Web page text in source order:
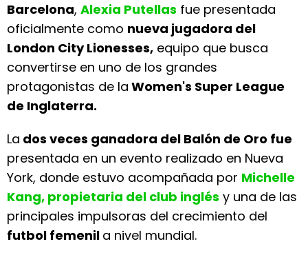
Barcelona, Alexia Putellas fue presentada
oficialmente como nueva jugadora del
London City Lionesses, equipo que busca
convertirse en uno de los grandes
protagonistas de la Women's Super League
de Inglaterra.
La dos veces ganadora del Balón de Oro fue
presentada en un evento realizado en Nueva
York, donde estuvo acompañada por Michelle
Kang, propietaria del club inglés y una de las
principales impulsoras del crecimiento del
futbol femenil a nivel mundial.